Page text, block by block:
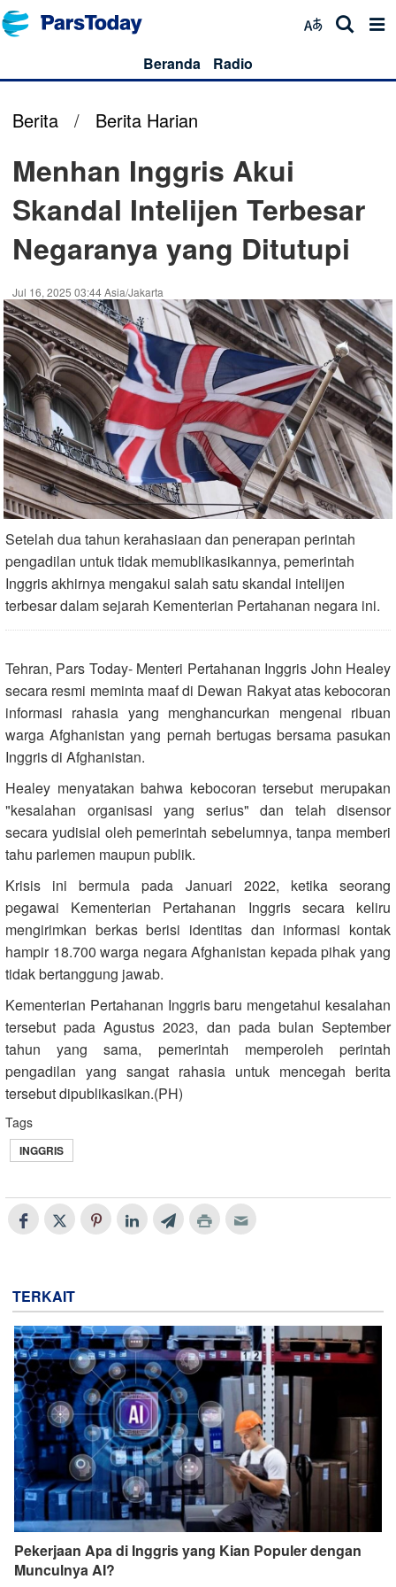
Beranda Radio
Berita / Berita Harian
Menhan Inggris Akui
Skandal Intelijen Terbesar
Negaranya yang Ditutupi
Jul 16, 2025 03:44 Asia/Jakarta
Setelah dua tahun kerahasiaan dan penerapan perintah
pengadilan untuk tidak memublikasikannya, pemerintah
Inggris akhirnya mengakui salah satu skandal intelijen
terbesar dalam sejarah Kementerian Pertahanan negara ini.
Tehran, Pars Today- Menteri Pertahanan Inggris John Healey
secara resmi meminta maaf di Dewan Rakyat atas kebocoran
informasi rahasia yang menghancurkan mengenai ribuan
warga Afghanistan yang pernah bertugas bersama pasukan
Inggris di Afghanistan.
Healey menyatakan bahwa kebocoran tersebut merupakan
"kesalahan organisasi yang serius" dan telah disensor
secara yudisial oleh pemerintah sebelumnya, tanpa memberi
tahu parlemen maupun publik.
Krisis ini bermula pada Januari 2022, ketika seorang
pegawai Kementerian Pertahanan Inggris secara keliru
mengirimkan berkas berisi identitas dan informasi kontak
hampir 18.700 warga negara Afghanistan kepada pihak yang
tidak bertanggung jawab.
Kementerian Pertahanan Inggris baru mengetahui kesalahan
tersebut pada Agustus 2023, dan pada bulan September
tahun yang sama, pemerintah memperoleh perintah
pengadilan yang sangat rahasia untuk mencegah berita
tersebut dipublikasikan.(PH)
Tags
INGGRIS
TERKAIT
Pekerjaan Apa di Inggris yang Kian Populer dengan
Munculnya AI?